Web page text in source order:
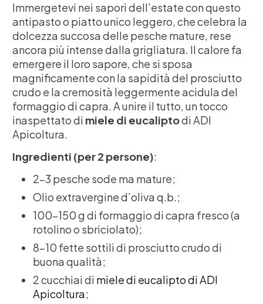
Immergetevi nei sapori dell’estate con questo
antipasto o piatto unico leggero, che celebra la
dolcezza succosa delle pesche mature, rese
ancora più intense dalla grigliatura. Il calore fa
emergere il loro sapore, che si sposa
magnificamente con la sapidità del prosciutto
crudo e la cremosità leggermente acidula del
formaggio di capra. A unire il tutto, un tocco
inaspettato di miele di eucaliptodi ADI
Apicoltura.
Ingredienti (per 2 persone):
2-3 pesche sode ma mature;
Olio extravergine d’oliva q.b.;
100-150 g di formaggio di capra fresco (a
rotolino o sbriciolato);
8-10 fette sottili di prosciutto crudo di
buona qualità;
2 cucchiai di miele di eucalipto di ADI
Apicoltura;